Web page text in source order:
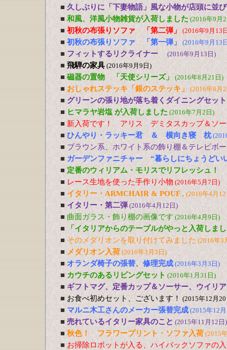
■ 久しぶりに「下妻物語」風な小物が店頭に並
■ 和風、洋風小物雑貨が入荷しました (2016年9月
■ 初秋の布張りソファ 「第二弾」 (2016年9月13
■ 初秋の布張りソファ 「第一弾」 (2016年9月13
■ フィットするリクライナー (2016年9月13日)
■ 飛騨の家具 (2016年9月9日)
■ 磁器の置物 「天使シリーズ」 (2016年8月21日)
■ おしゃれステッキ「銀のステッキ」 (2016年8月
■ グリーンの張り地が落ち着くダイニングセッ
■ ヒマラヤ岩塩 が入荷しました (2016年7月2日)
■ 新入荷です！ アリス デミタスカップ＆ソ
■ ひんやり・ラッキー君 ＆ 横向き寝 枕
■ ブラウン系、ホワイト系の飾り棚＆テレビボ
■ ガーデンファニチャー “暮らしにちょうど
■ 定番のウィリアム・モリスでリフレッシュ！
■ レース生地を使った手作り小物 (2016年5月7日)
■ イタリー・ARMCHAIR & POUF , (2016年4月
■ イタリー・第二弾 (2016年4月12日)
■ 曲面ガラス・飾り棚の画像です (2016年4月9日)
■
「イタリアからのテーブルがやっと入荷しま
■ そのメダリオンを取り付けてみました (2016年3
■ メダリオン入荷 (2016年3月3日)
■ オランダ椅子の張替、修理完成 (2016年3月3日)
■ カウチのあるリビングセット (2016年1月31日)
■ ギフトマグ、定番カップ＆ソーサー、ウイリ
■ お食べ初めセット、ございます！ (2015年12月
■ マルニ木工さんのメーカー張替完成 (2015年12
■ 売れているイタリー家具のこと (2015年11月12日)
■ 秋色！ フラワープリント・ソファ入荷 (2015
■ お掃除ロボットが入る、ハイバックソファの